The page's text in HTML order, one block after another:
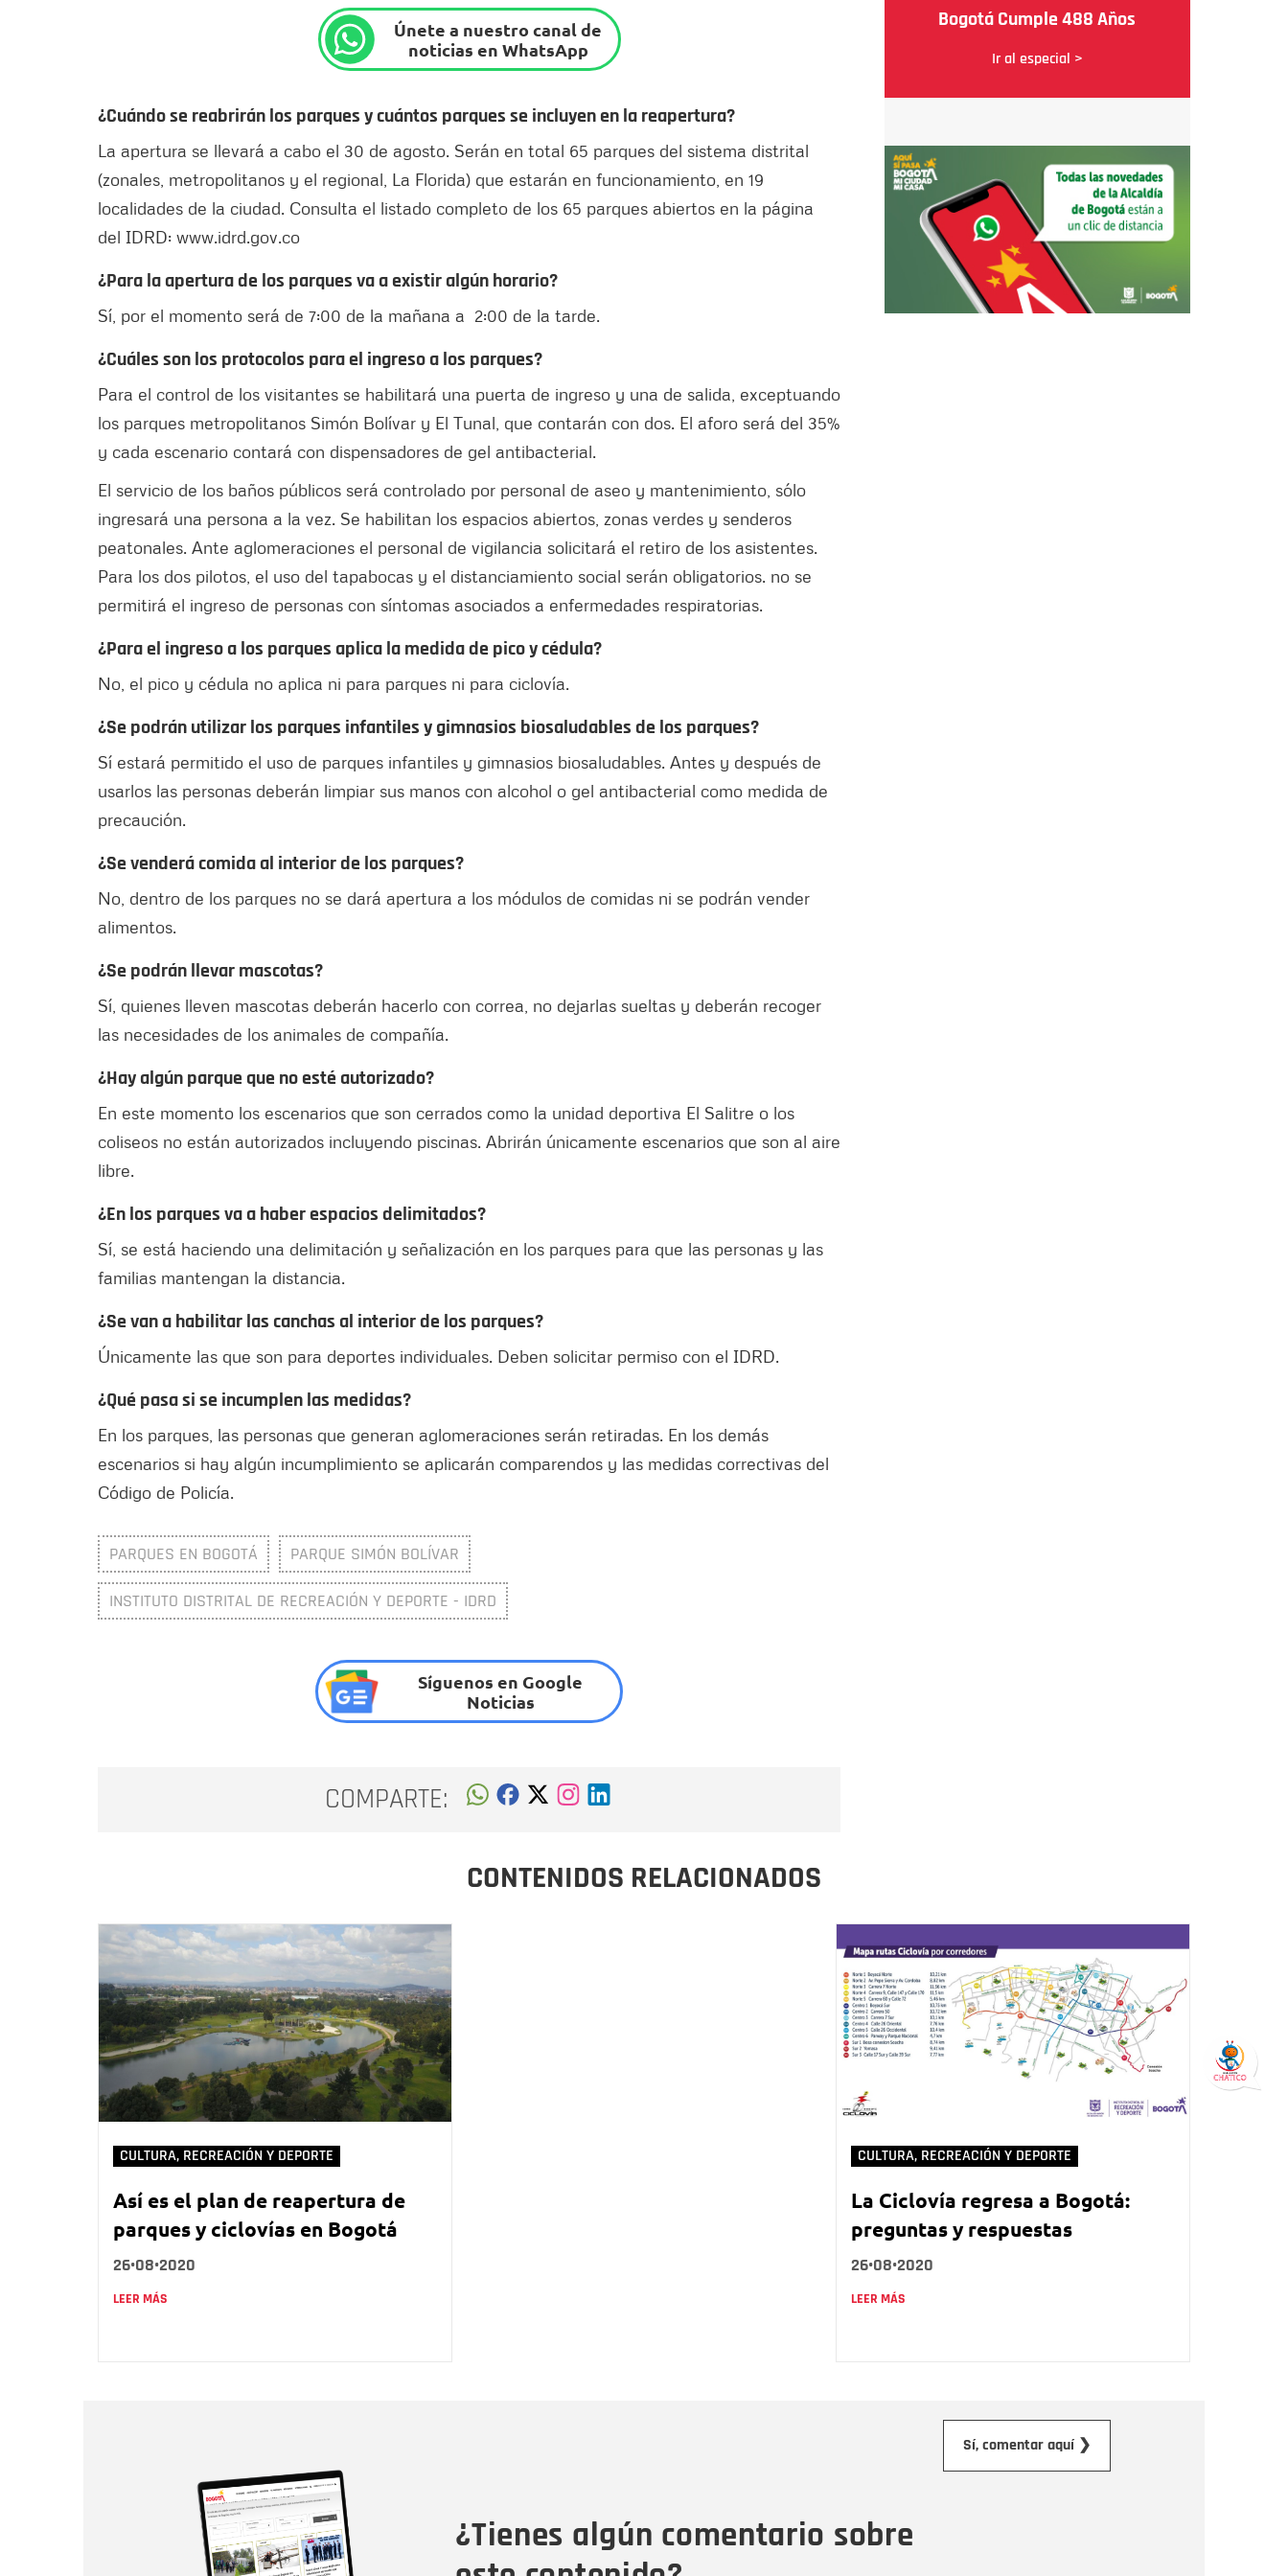
Únete a nuestro canal de
noticias en WhatsApp
¿Cuándo se reabrirán los parques y cuántos parques se incluyen en la reapertura?
La apertura se llevará a cabo el 30 de agosto. Serán en total 65 parques del sistema distrital
(zonales, metropolitanos y el regional, La Florida) que estarán en funcionamiento, en 19
localidades de la ciudad. Consulta el listado completo de los 65 parques abiertos en la página
del IDRD: www.idrd.gov.co
¿Para la apertura de los parques va a existir algún horario?
Sí, por el momento será de 7:00 de la mañana a 2:00 de la tarde.
¿Cuáles son los protocolos para el ingreso a los parques?
Para el control de los visitantes se habilitará una puerta de ingreso y una de salida, exceptuando
los parques metropolitanos Simón Bolívar y El Tunal, que contarán con dos. El aforo será del 35%
y cada escenario contará con dispensadores de gel antibacterial.
El servicio de los baños públicos será controlado por personal de aseo y mantenimiento, sólo
ingresará una persona a la vez. Se habilitan los espacios abiertos, zonas verdes y senderos
peatonales. Ante aglomeraciones el personal de vigilancia solicitará el retiro de los asistentes.
Para los dos pilotos, el uso del tapabocas y el distanciamiento social serán obligatorios. no se
permitirá el ingreso de personas con síntomas asociados a enfermedades respiratorias.
¿Para el ingreso a los parques aplica la medida de pico y cédula?
No, el pico y cédula no aplica ni para parques ni para ciclovía.
¿Se podrán utilizar los parques infantiles y gimnasios biosaludables de los parques?
Sí estará permitido el uso de parques infantiles y gimnasios biosaludables. Antes y después de
usarlos las personas deberán limpiar sus manos con alcohol o gel antibacterial como medida de
precaución.
¿Se venderá comida al interior de los parques?
No, dentro de los parques no se dará apertura a los módulos de comidas ni se podrán vender
alimentos.
¿Se podrán llevar mascotas?
Sí, quienes lleven mascotas deberán hacerlo con correa, no dejarlas sueltas y deberán recoger
las necesidades de los animales de compañía.
¿Hay algún parque que no esté autorizado?
En este momento los escenarios que son cerrados como la unidad deportiva El Salitre o los
coliseos no están autorizados incluyendo piscinas. Abrirán únicamente escenarios que son al aire
libre.
¿En los parques va a haber espacios delimitados?
Sí, se está haciendo una delimitación y señalización en los parques para que las personas y las
familias mantengan la distancia.
¿Se van a habilitar las canchas al interior de los parques?
Únicamente las que son para deportes individuales. Deben solicitar permiso con el IDRD.
¿Qué pasa si se incumplen las medidas?
En los parques, las personas que generan aglomeraciones serán retiradas. En los demás
escenarios si hay algún incumplimiento se aplicarán comparendos y las medidas correctivas del
Código de Policía.
PARQUES EN BOGOTÁ PARQUE SIMÓN BOLÍVAR
INSTITUTO DISTRITAL DE RECREACIÓN Y DEPORTE - IDRD
Síguenos en Google
Noticias
COMPARTE:
Bogotá Cumple 488 Años
Ir al especial >
CONTENIDOS RELACIONADOS
CULTURA, RECREACIÓN Y DEPORTE
Así es el plan de reapertura de
parques y ciclovías en Bogotá
26•08•2020
LEER MÁS
CULTURA, RECREACIÓN Y DEPORTE
La Ciclovía regresa a Bogotá:
preguntas y respuestas
26•08•2020
LEER MÁS
¿Tienes algún comentario sobre
Sí, comentar aquí ❯